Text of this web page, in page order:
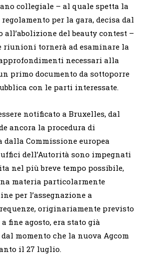
collegiale – al quale spetta la
per la gara, decisa dal
all’abolizione del beauty contest –
riunioni tornerà ad esaminare la
necessari alla
primo documento da sottoporre
con le parti interessate.
notificato a Bruxelles, dal
ancora la procedura di
Commissione europea
dell’Autorità sono impegnati
nel più breve tempo possibile,
materia particolarmente
per l’assegnazione a
originariamente previsto
fine agosto, era stato già
momento che la nuova Agcom
il 27 luglio.